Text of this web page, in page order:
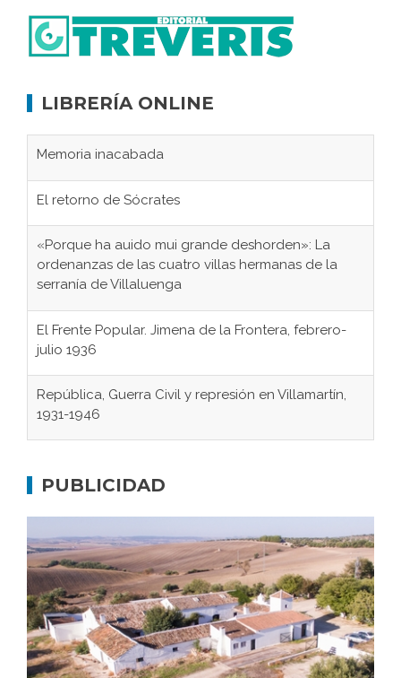
LIBRERÍA ONLINE
Memoria inacabada
El retorno de Sócrates
«Porque ha auido mui grande deshorden»: La
ordenanzas de las cuatro villas hermanas de la
serranía de Villaluenga
El Frente Popular. Jimena de la Frontera, febrero-
julio 1936
República, Guerra Civil y represión en Villamartín,
1931-1946
concentración nazis
Bornos
El Frente Popular. Ubrique, febrero-julio 1936
Juntar las letras. La alfabetización en el campo: del
afán de saber a la autogestión
PUBLICIDAD